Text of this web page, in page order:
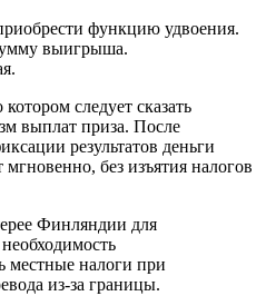
функцию удвоения.
выигрыша.
следует сказать
выплат приза. После
результатов деньги
без изъятия налогов
Финляндии для
местные налоги при
из-за границы.